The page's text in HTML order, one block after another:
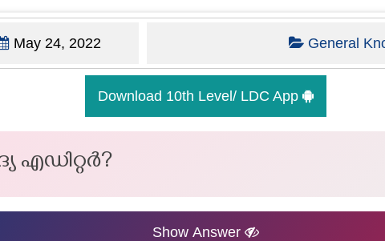
May 24, 2022 General
Download 10th Level/ LDC App
എഡിറ്റര്‍?
Show Answer